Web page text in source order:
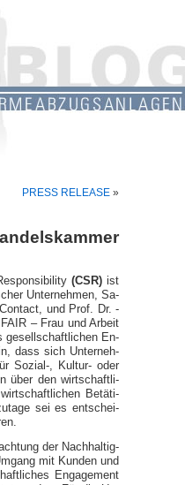
PRESS RELEASE »
(CSR) ist
Un­ter­neh­men, Sa­
und Prof. Dr. -
– Frau und Ar­beit
ge­sell­schaft­li­chen En­
dass sich Un­ter­neh­
So­zial-, Kul­tur- oder
ü­ber den wirt­schaft­li­
Betäti­
sei es ent­schei­
der Nach­hal­tig­
mit Kun­den und
En­ga­ge­ment